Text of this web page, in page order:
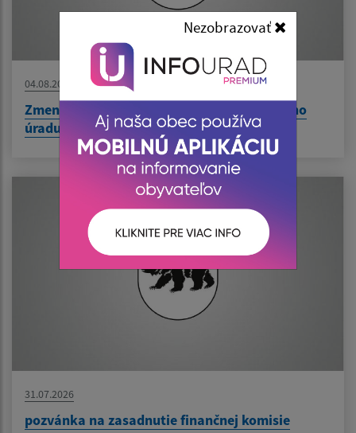
Nezobrazovať
04.08.2026
Zmena času počas stránkových dní Obecného
úradu v dňoch od 10.8. do 14.8.2026
31.07.2026
pozvánka na zasadnutie finančnej komisie